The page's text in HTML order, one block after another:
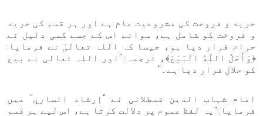
خرید و فروخت کی مشروعیت عام ہے اور ہر قسم کی خرید
و فروخت کو شامل ہے، سوائے اس کے جسے کسی دلیل نے
حرام قرار دیا ہو، جیسا کہ اللہ تعالیٰ نے فرمایا:
﴿وَأَحَلَّ اللَّهُ الْبَيْعَ﴾، ترجمہ: "اور اللہ تعالی نے بیع
کو حلال قرار دیا ہے۔"
امام شہاب الدین قسطلانی نے "إرشاد الساري" میں
فرمایا: “یہ لفظ عموم پر دلالت کرتا ہے، اس لیے ہر قسم